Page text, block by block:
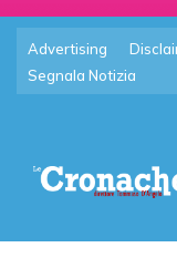
Advertising
Segnala Notizia